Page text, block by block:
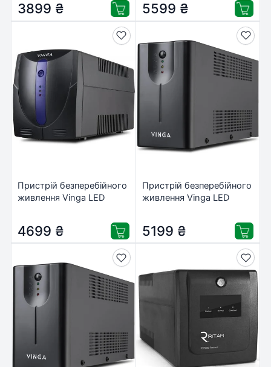
3899 ₴ 5599 ₴
Пристрій безперебійного
живлення Vinga LED
4699 ₴
Пристрій безперебійного
живлення Vinga LED
5199 ₴